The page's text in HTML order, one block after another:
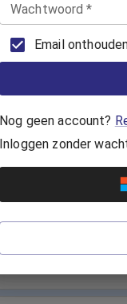
en techniek
aan de groepsles
voor
op reservering. De
vanaf de datum van
Wachtwoord *
Email
Nog geen account?
Inloggen zonder